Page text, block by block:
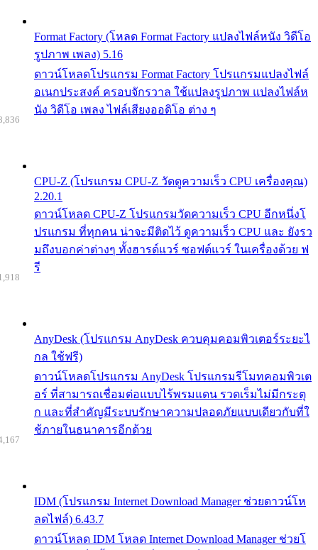
Format Factory (โหลด Format Factory แปลงไฟล์หนัง วิดีโอ
รูปภาพ เพลง) 5.16
ดาวน์โหลดโปรแกรม Format Factory โปรแกรมแปลงไฟล์
อเนกประสงค์ ครอบจักรวาล ใช้แปลงรูปภาพ แปลงไฟล์ห
นัง วิดีโอ เพลง ไฟล์เสียงออดิโอ ต่าง ๆ
CPU-Z (โปรแกรม CPU-Z วัดดูความเร็ว CPU เครื่องคุณ)
2.20.1
ดาวน์โหลด CPU-Z โปรแกรมวัดความเร็ว CPU อีกหนึ่งโ
ปรแกรม ที่ทุกคน น่าจะมีติดไว้ ดูความเร็ว CPU และ ยังรว
มถึงบอกค่าต่างๆ ทั้งฮารด์แวร์ ซอฟต์แวร์ ในเครื่องด้วย ฟ
รี
AnyDesk (โปรแกรม AnyDesk ควบคุมคอมพิวเตอร์ระยะไ
กล ใช้ฟรี)
ดาวน์โหลดโปรแกรม AnyDesk โปรแกรมรีโมทคอมพิวเต
อร์ ที่สามารถเชื่อมต่อแบบไร้พรมแดน รวดเร็มไม่มีกระตุ
ก และที่สำคัญมีระบบรักษาความปลอดภัยแบบเดียวกับที่ใ
ช้ภายในธนาคารอีกด้วย
IDM (โปรแกรม Internet Download Manager ช่วยดาวน์โห
ลดไฟล์) 6.43.7
ดาวน์โหลด IDM โหลด Internet Download Manager ช่วยโ